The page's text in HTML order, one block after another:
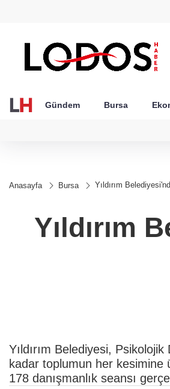
Gündem Bursa
Anasayfa Bursa Yıldırım
Yıldırım
Yıldırım Belediyesi,
kadar toplumun her kesimine
178 danışmanlık seansı